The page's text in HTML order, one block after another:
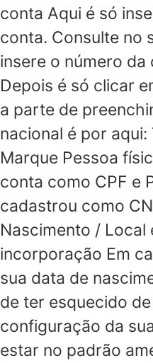
conta Aqui é só
conta. Consulte no
insere o número
Depois é só clicar
a parte de
nacional é por
Marque Pessoa
conta como CPF e
cadastrou como
Nascimento / Local
incorporação Em
sua data de
de ter esquecido
configuração da
estar no padrão